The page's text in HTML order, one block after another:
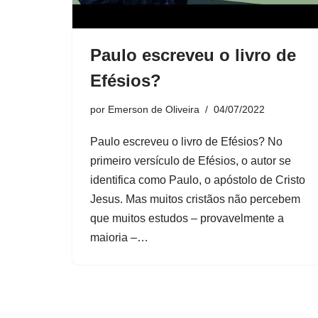
Paulo escreveu o livro de
Efésios?
por Emerson de Oliveira 04/07/2022
Paulo escreveu o livro de Efésios? No
primeiro versículo de Efésios, o autor se
identifica como Paulo, o apóstolo de Cristo
Jesus. Mas muitos cristãos não percebem
que muitos estudos – provavelmente a
maioria –…